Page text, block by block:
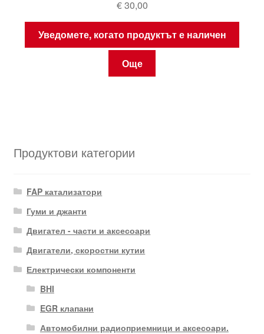
€30,00
Уведомете, когато продуктът е наличен
Още
Продуктови категории
FAP катализатори
Гуми и джанти
Двигател - части и аксесоари
Двигатели, скоростни кутии
Електрически компоненти
BHI
EGR клапани
Автомобилни радиоприемници и аксесоари.